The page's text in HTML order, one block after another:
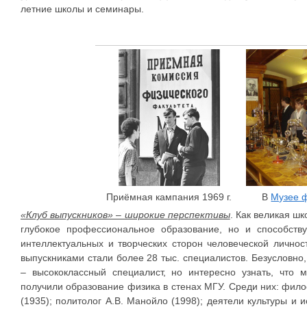
летние школы и семинары.
Приёмная кампания 1969 г. В Музее
«Клуб выпускников» – широкие перспективы. Как великая
глубокое профессиональное образование, но и
интеллектуальных и творческих сторон человеческой
выпускниками стали более 28 тыс. специалистов.
– высококлассный специалист, но интересно узнать,
получили образование физика в стенах МГУ. Среди них:
(1935); политолог А.В. Манойло (1998); деятели культуры и